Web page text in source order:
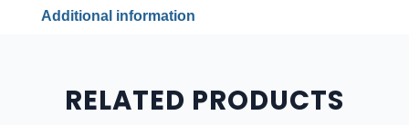
120
10%
RPM
Additional information
RELATED PRODUCTS